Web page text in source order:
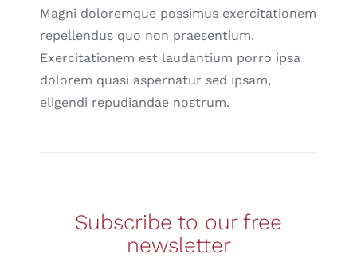
Magni doloremque possimus exercitationem
repellendus quo non praesentium.
Exercitationem est laudantium porro ipsa
dolorem quasi aspernatur sed ipsam,
eligendi repudiandae nostrum.
Subscribe to our free
newsletter